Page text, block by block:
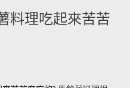
料理吃起來苦苦